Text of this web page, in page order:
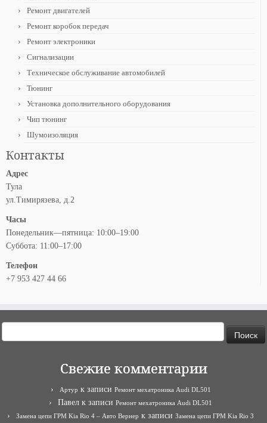
Ремонт двигателей
Ремонт коробок передач
Ремонт электроники
Сигнализации
Техническое обслуживание автомобилей
Тюнинг
Установка дополнительного оборудования
Чип тюнинг
Шумоизоляция
Контакты
Адрес
Тула
ул.Тимирязева, д.2
Часы
Понедельник—пятница: 10:00–19:00
Суббота: 11:00–17:00
Телефон
+7 953 427 44 66
Свежие комментарии
Артур к записи Ремонт мехатроника Audi DL501
Павел к записи Ремонт мехатроника Audi DL501
Замена цепи ГРМ Kia Rio 4 – Авто Вернер к записи Замена цепи ГРМ Kia Rio 3